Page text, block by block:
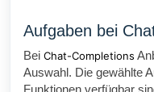
Aufgaben bei
Bei Chat-Completions
Auswahl. Die gewählte
Funktionen verfügbar